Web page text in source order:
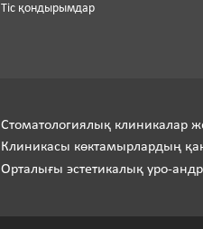
Тіс қондырымдар
Стоматологиялық клиникалар
Клиникасы көктамырлардың
Орталығы эстетикалық уро-